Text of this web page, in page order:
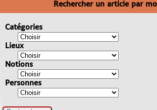
Rechercher un article par
Catégories
Lieux
Notions
Personnes